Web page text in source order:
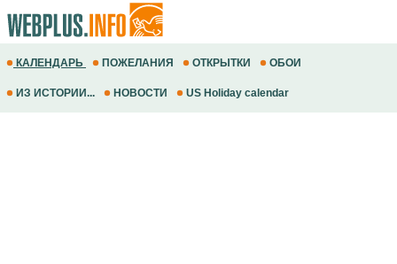
КАЛЕНДАРЬ ПОЖЕЛАНИЯ ОТКРЫТКИ ОБОИ
ИЗ ИСТОРИИ... НОВОСТИ US Holiday calendar